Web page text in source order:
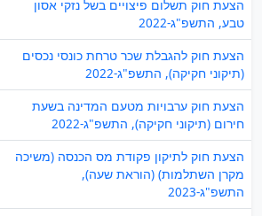
הצעת חוק תשלום פיצויים בשל נזקי אסון
טבע, התשפ"ג-2022
הצעת חוק להגבלת שכר טרחת כונסי נכסים
(תיקוני חקיקה), התשפ"ג-2022
הצעת חוק ערבויות מטעם המדינה בשעת
חירום (תיקוני חקיקה), התשפ"ג-2022
הצעת חוק לתיקון פקודת מס הכנסה (משיכה
מקרן השתלמות) (הוראת שעה),
התשפ"ג-2023